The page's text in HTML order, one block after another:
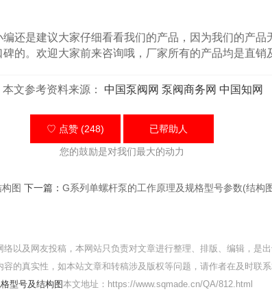
是建议大家仔细看看我们的产品，因为我们的产品
碑的。欢迎大家前来咨询哦，厂家所有的产品均是直销
本文参考资料来源： 中国泵阀网 泵阀商务网 中国知网
♡ 点赞 (248) 已帮助人
您的鼓励是对我们最大的动力
图 下一篇： G系列单螺杆泵的工作原理及规格型号参数(结构
以及网友投稿，本网站只负责对文章进行整理、排版、编辑，是
的真实性，如本站文章和转稿涉及版权等问题，请作者在及时联系
型号及结构图本文地址：https://www.sqmade.cn/QA/812.html